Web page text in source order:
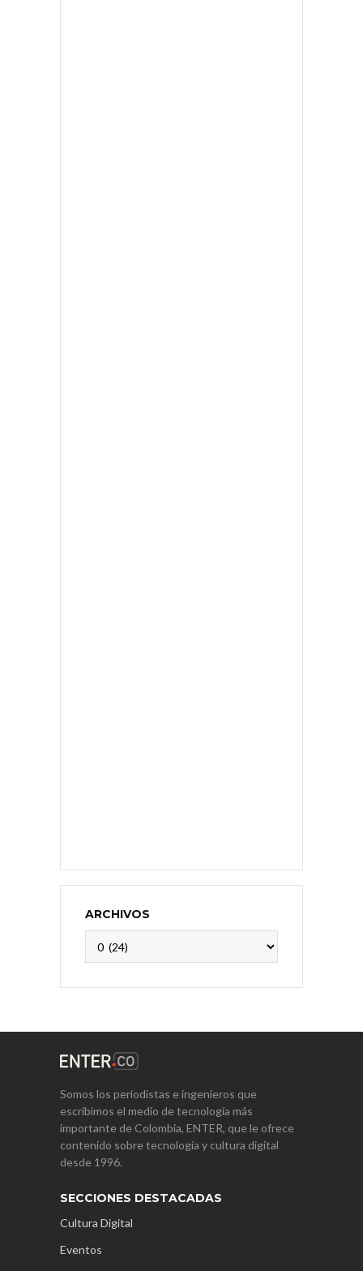
ARCHIVOS
Somos los periodistas e ingenieros que
escribimos el medio de tecnología más
importante de Colombia, ENTER, que le ofrece
contenido sobre tecnología y cultura digital
desde 1996.
SECCIONES DESTACADAS
Cultura Digital
Eventos